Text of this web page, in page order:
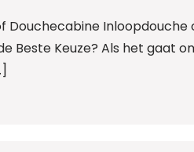
Douchecabine Inloopdouche
Beste Keuze? Als het gaat